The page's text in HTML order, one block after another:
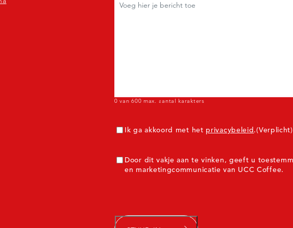
0 van 600 max. aantal karakters
Toestemming(Verplicht)
Ik ga akkoord met het privacybeleid.(Verplicht)
ToestemmingMarketing
Door dit vakje aan te vinken, geeft u
en marketingcommunicatie van UCC Coffee.